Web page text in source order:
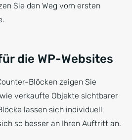
Sie den Weg vom ersten
die WP-Websites
Blöcken zeigen Sie
verkaufte Objekte sichtbarer
lassen sich individuell
so besser an Ihren Auftritt an.